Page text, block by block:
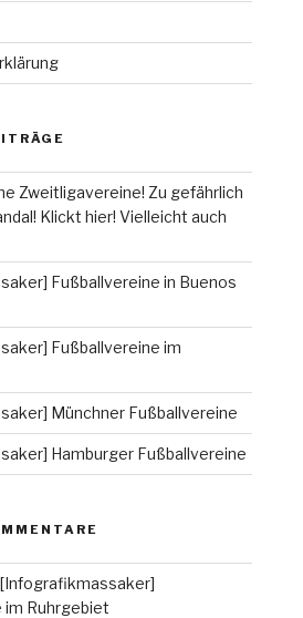
Zweitligavereine! Zu gefährlich
Klickt hier! Vielleicht auch
Fußballvereine in Buenos
Fußballvereine im
Münchner Fußballvereine
Hamburger Fußballvereine
[Infografikmassaker]
im Ruhrgebiet